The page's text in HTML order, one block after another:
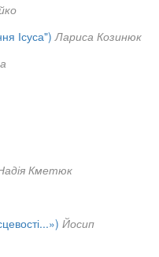
Ісуса") Лариса Козинюк
Кметюк
Йосип